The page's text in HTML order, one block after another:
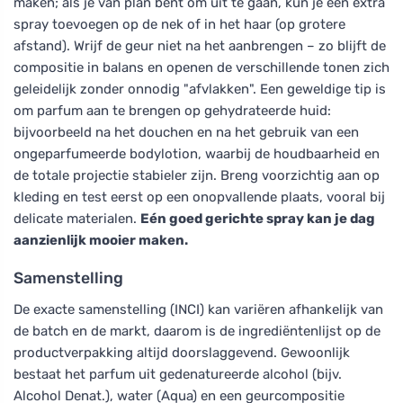
spray toevoegen op de nek of in het haar (op grotere
afstand). Wrijf de geur niet na het aanbrengen – zo blijft de
compositie in balans en openen de verschillende tonen zich
geleidelijk zonder onnodig "afvlakken". Een geweldige tip is
om parfum aan te brengen op gehydrateerde huid:
bijvoorbeeld na het douchen en na het gebruik van een
ongeparfumeerde bodylotion, waarbij de houdbaarheid en
de totale projectie stabieler zijn. Breng voorzichtig aan op
kleding en test eerst op een onopvallende plaats, vooral bij
delicate materialen. Eén goed gerichte spray kan je dag
aanzienlijk mooier maken.
Samenstelling
De exacte samenstelling (INCI) kan variëren afhankelijk van
de batch en de markt, daarom is de ingrediëntenlijst op de
productverpakking altijd doorslaggevend. Gewoonlijk
bestaat het parfum uit gedenatureerde alcohol (bijv.
Alcohol Denat.), water (Aqua) en een geurcompositie